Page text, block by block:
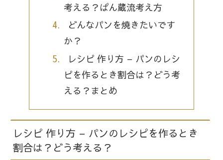
考える？ぱん蔵流考え方
どんなパンを焼きたいです
か？
レシピ 作り方 – パンのレシ
ピを作るとき割合は？どう考
える？まとめ
レシピ 作り方 – パンのレシピを作るとき
割合は？どう考える？